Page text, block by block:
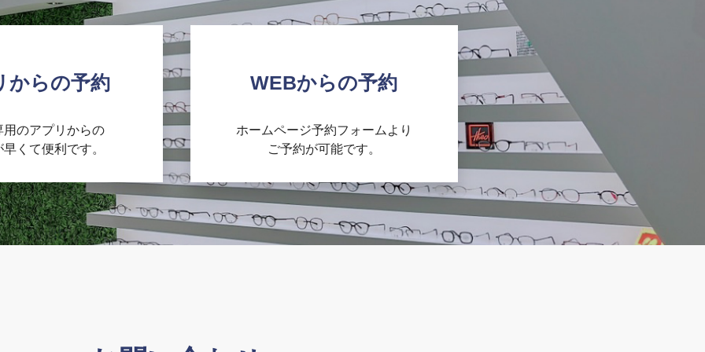
からの予約
用のアプリからの
くて便利です。
WEBからの予約
ホームページ予約フォームより
ご予約が可能です。